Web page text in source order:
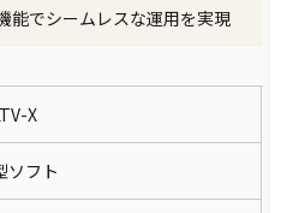
能でシームレスな運用を実現
X
ソフト